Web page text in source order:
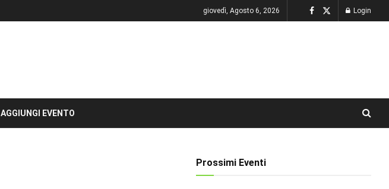
giovedì, Agosto 6, 2026 Login
AGGIUNGI EVENTO
Prossimi Eventi